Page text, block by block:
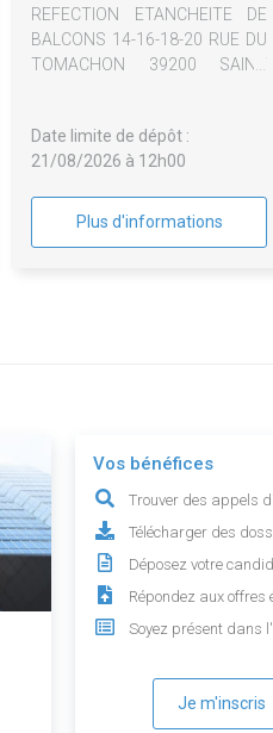
REFECTION ETANCHEITE DE
BALCONS 14-16-18-20 RUE DU
TOMACHON 39200 SAINT
Date limite de dépôt :
21/08/2026 à 12h00
Plus d'informations
Vos bénéfices
Trouver des appels
Télécharger des
Déposez votre
Répondez aux offres
Soyez présent dans
Je m'inscris